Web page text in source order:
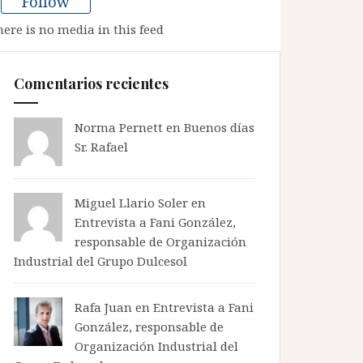
is no media in this feed
Comentarios recientes
Norma Pernett en Buenos días
Sr. Rafael
Miguel Llario Soler en
Entrevista a Fani González,
responsable de Organización
Industrial del Grupo Dulcesol
Rafa Juan en Entrevista a Fani
González, responsable de
Organización Industrial del